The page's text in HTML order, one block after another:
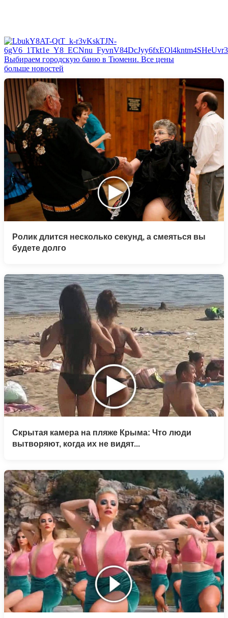
Выбираем городскую баню в Тюмени. Все цены
больше новостей
Ролик длится несколько секунд, а смеяться вы
будете долго
Скрытая камера на пляже Крыма: Что люди
вытворяют, когда их не видят...